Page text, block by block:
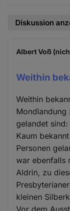
Diskussion
Albert Voß
Weithin
Weithin
Mondlandung
gelandet
Kaum
Personen
war ebenfalls
Aldrin, zu
kleinen